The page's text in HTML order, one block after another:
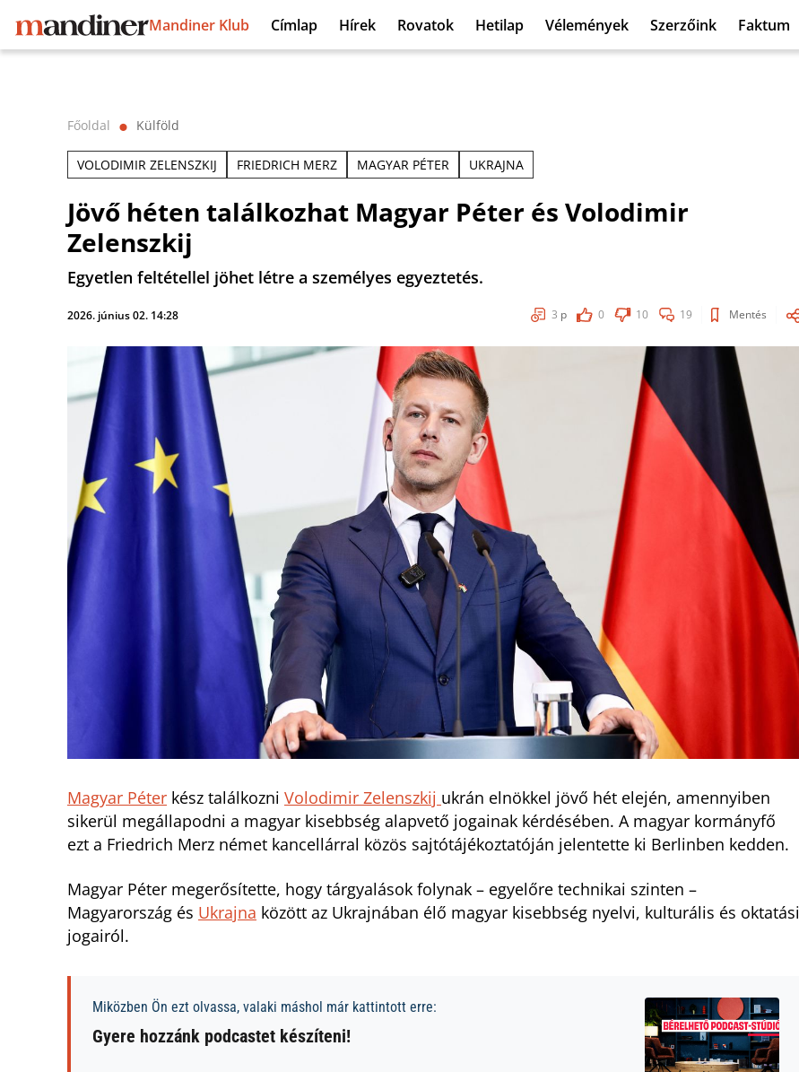
Mandiner Klub Címlap Hírek Rovatok Hetilap Vélemények Szerzőink Faktum
Főoldal ⬤ Külföld
VOLODIMIR ZELENSZKIJ FRIEDRICH MERZ MAGYAR PÉTER UKRAJNA
Jövő héten találkozhat Magyar Péter és Volodimir
Zelenszkij
Egyetlen feltétellel jöhet létre a személyes egyeztetés.
2026. június 02. 14:28 3 p 0 10 19 Mentés
Magyar Péter kész találkozni Volodimir Zelenszkij ukrán elnökkel jövő hét elején, amennyiben
sikerül megállapodni a magyar kisebbség alapvető jogainak kérdésében. A magyar kormányfő
ezt a Friedrich Merz német kancellárral közös sajtótájékoztatóján jelentette ki Berlinben kedden.
Magyar Péter megerősítette, hogy tárgyalások folynak – egyelőre technikai szinten –
Magyarország és Ukrajna között az Ukrajnában élő magyar kisebbség nyelvi, kulturális és oktatási
jogairól.
Miközben Ön ezt olvassa, valaki máshol már kattintott erre:
Gyere hozzánk podcastet készíteni!